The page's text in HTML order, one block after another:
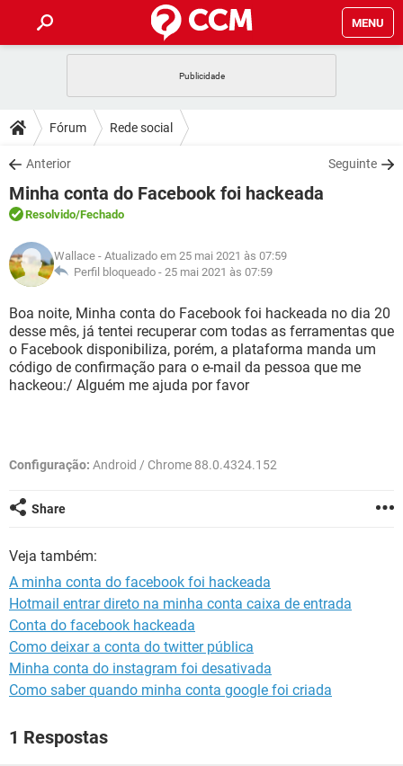
MENU
CELULAR
OUTLOOK
INSTAGRAM GMAIL
GUIA DE COMPRAS
DICAS
JOGOS
OUTLOOK
INSTAGRAM
GUIA DE COMPRAS
DOWNLOADS
JOGOS WHATSAPP
CELULAR
OUTLOOK EXCEL
INSTAGRAM
GUIA DE COMPRAS
FÓRUM
JOGOS
CELULAR FACEBOOK
INSTAGRAM GMAIL
GUIA DE COMPRAS
GLOSSÁRIO
JOGOS
CELULAR FACEBOOK
OUTLOOK EXCEL
INSTAGRAM GMAIL
Fórum Rede social
Anterior Seguinte
Minha conta do Facebook foi hackeada
Resolvido/Fechado
Wallace - Atualizado em 25 mai 2021 às 07:59
Perfil bloqueado - 25 mai 2021 às 07:59
Boa noite, Minha conta do Facebook foi hackeada no dia 20
desse mês, já tentei recuperar com todas as ferramentas que
o Facebook disponibiliza, porém, a plataforma manda um
código de confirmação para o e-mail da pessoa que me
hackeou:/ Alguém me ajuda por favor
Configuração: Android / Chrome 88.0.4324.152
Share
Veja também:
A minha conta do facebook foi hackeada
Hotmail entrar direto na minha conta caixa de entrada
Conta do facebook hackeada
Como deixar a conta do twitter pública
Minha conta do instagram foi desativada
Como saber quando minha conta google foi criada
1 Respostas